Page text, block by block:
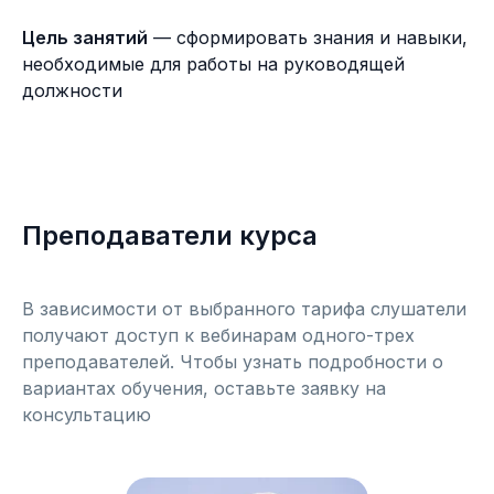
Цель занятий — сформировать знания и навыки,
необходимые для работы на руководящей
должности
Преподаватели курса
В зависимости от выбранного тарифа слушатели
получают доступ к вебинарам одного-трех
преподавателей. Чтобы узнать подробности о
вариантах обучения, оставьте заявку на
консультацию